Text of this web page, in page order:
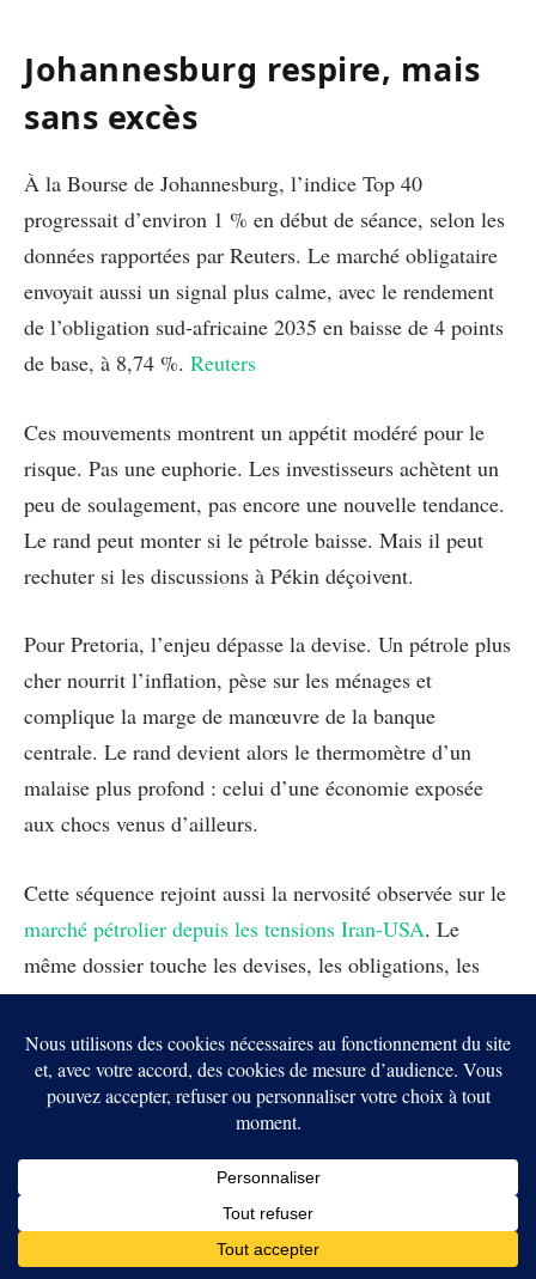
Johannesburg respire, mais
sans excès
À la Bourse de Johannesburg, l’indice Top 40
progressait d’environ 1 % en début de séance, selon les
données rapportées par Reuters. Le marché obligataire
envoyait aussi un signal plus calme, avec le rendement
de l’obligation sud-africaine 2035 en baisse de 4 points
de base, à 8,74 %. Reuters
Ces mouvements montrent un appétit modéré pour le
risque. Pas une euphorie. Les investisseurs achètent un
peu de soulagement, pas encore une nouvelle tendance.
Le rand peut monter si le pétrole baisse. Mais il peut
rechuter si les discussions à Pékin déçoivent.
Pour Pretoria, l’enjeu dépasse la devise. Un pétrole plus
cher nourrit l’inflation, pèse sur les ménages et
complique la marge de manœuvre de la banque
centrale. Le rand devient alors le thermomètre d’un
malaise plus profond : celui d’une économie exposée
aux chocs venus d’ailleurs.
Cette séquence rejoint aussi la nervosité observée sur le
marché pétrolier depuis les tensions Iran-USA. Le
même dossier touche les devises, les obligations, les
actions et même le Bitcoin, déjà fragilisé par le
mélange pétrole, dollar et incertitude géopolitique.Le
stress autour de Trump-Xidépasse donc largement
l’Afrique du Sud.